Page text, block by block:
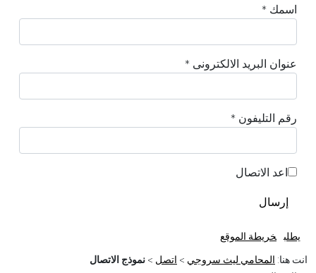
اسمك *
عنوان البريد الالكترونى *
رقم التليفون *
اعد الاتصال
إرسال
يطلب خريطة الموقع
انت هنا: المحامي ليث سروجي > اتصل >نموذج الاتصال